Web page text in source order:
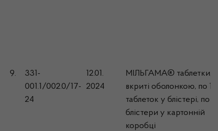
9.
331-
001.1/002.0/17-
24
12.01.
2024
МІЛЬГАМА® таблетки,
вкриті оболонкою, по 15
таблеток у блістері, по 4
блістери у картонній
коробці